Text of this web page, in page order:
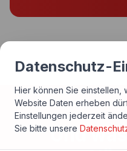
Und was
Datenschutz-
Hier können Sie einstellen,
Website Daten erheben
Einstellungen jederzeit
Sie bitte unsere